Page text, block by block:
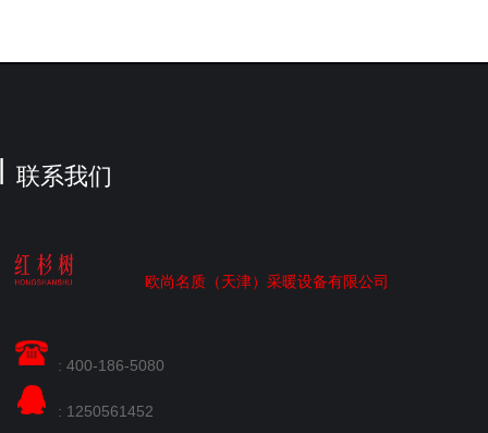
联系我们
欧尚名质（天津）采暖设备有限公司
: 400-186-5080
: 1250561452